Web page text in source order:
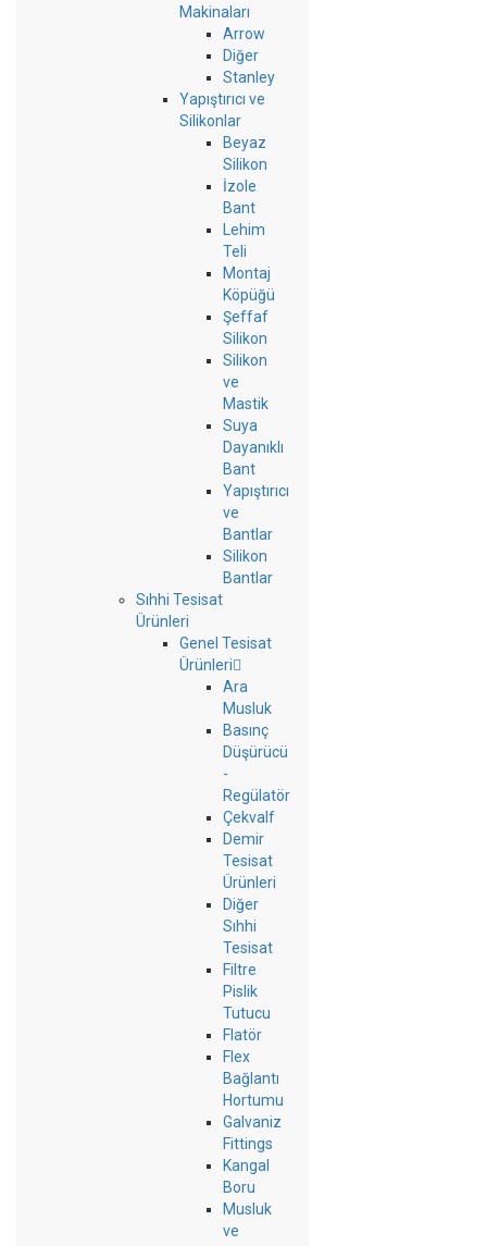
Makinaları
Arrow
Diğer
Stanley
Yapıştırıcı ve
Silikonlar
Beyaz
Silikon
İzole
Bant
Lehim
Teli
Montaj
Köpüğü
Şeffaf
Silikon
Silikon
ve
Mastik
Suya
Dayanıklı
Bant
Yapıştırıcı
ve
Bantlar
Silikon
Bantlar
Sıhhi Tesisat
Ürünleri
Genel Tesisat
Ürünleri
Ara
Musluk
Basınç
Düşürücü
-
Regülatör
Çekvalf
Demir
Tesisat
Ürünleri
Diğer
Sıhhi
Tesisat
Filtre
Pislik
Tutucu
Flatör
Flex
Bağlantı
Hortumu
Galvaniz
Fittings
Kangal
Boru
Musluk
ve